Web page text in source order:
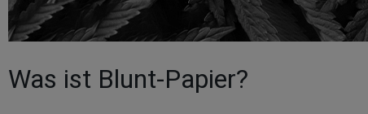
Was ist Blunt-Papier?